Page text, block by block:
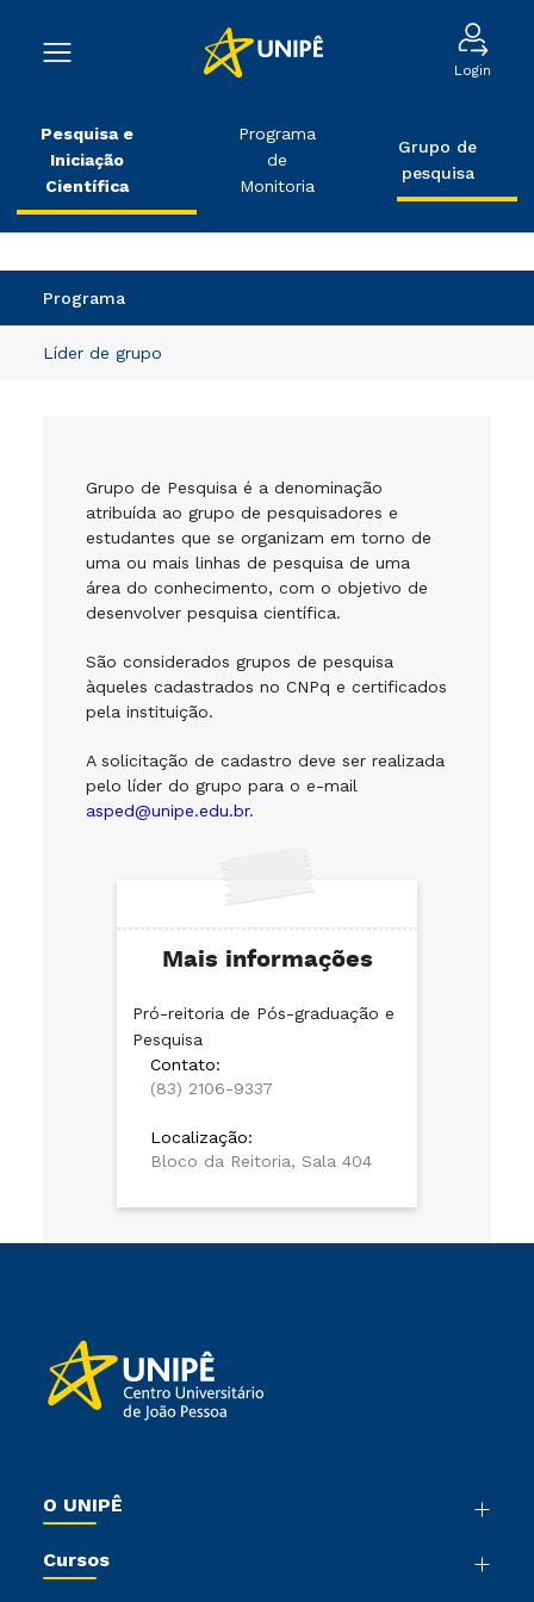
Login
Pesquisa e
Iniciação
Científica
Programa
de
Monitoria
Grupo de
pesquisa
Programa
Líder de grupo
Grupo de Pesquisa é a denominação
atribuída ao grupo de pesquisadores e
estudantes que se organizam em torno de
uma ou mais linhas de pesquisa de uma
área do conhecimento, com o objetivo de
desenvolver pesquisa científica.
São considerados grupos de pesquisa
àqueles cadastrados no CNPq e certificados
pela instituição.
A solicitação de cadastro deve ser realizada
pelo líder do grupo para o e-mail
asped@unipe.edu.br.
Mais informações
Pró-reitoria de Pós-graduação e
Pesquisa
Contato:
(83) 2106-9337
Localização:
Bloco da Reitoria, Sala 404
O UNIPÊ
Sala de Imprensa
Cursos